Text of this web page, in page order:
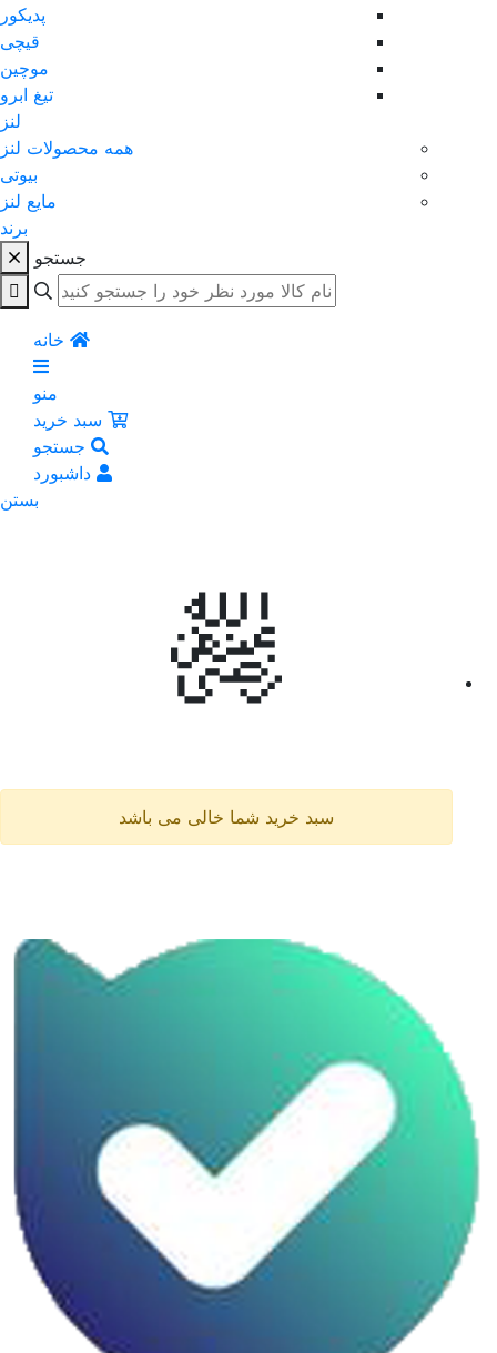
پدیکور
قیچی
موچین
تیغ ابرو
لنز
همه محصولات لنز
بیوتی
مایع لنز
برند
جستجو
خانه
منو
سبد خرید
جستجو
داشبورد
بستن
سبد خرید شما خالی می باشد